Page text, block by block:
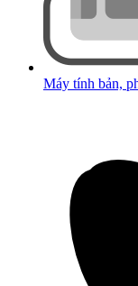
Máy tính bản,